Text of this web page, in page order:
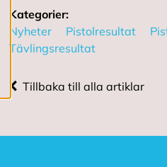
r
a
c
o
i
Kategorier:
Nyheter
Pistolresultat
Tävlingsresultat
Tillbaka till alla artiklar